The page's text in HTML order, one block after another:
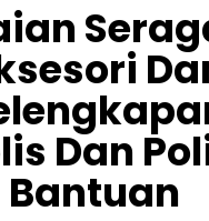
Dan
Bantuan